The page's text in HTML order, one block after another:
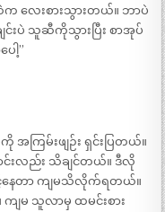
လေးစားသွားတယ်။ ဘာပဲ
င်းပဲ သူဆီကိုသွားပြီး စာအုပ်
ါ့”
ကြမ်းဖျဉ်း ရှင်းပြတယ်။
ာင်းလည်း သိချင်တယ်။ ဒီလို
င့်နေတာ ကျမသိလိုက်ရတယ်။
ျမ သူလာမှ ထမင်းစား